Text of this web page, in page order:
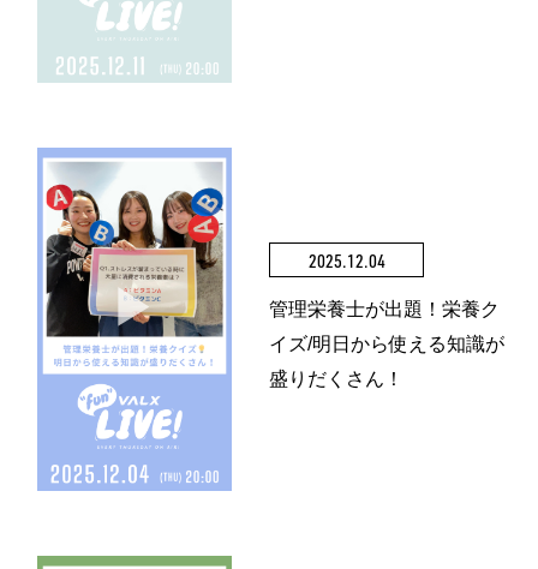
2025.12.04
管理栄養士が出題！栄養ク
イズ/明日から使える知識が
盛りだくさん！